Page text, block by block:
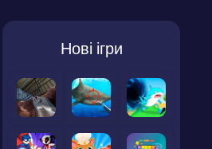
Нові ігри